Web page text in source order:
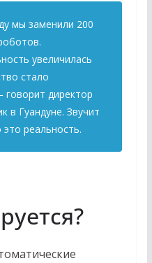
мы заменили 200
увеличилась
стало
директор
в Гуандуне. Звучит
реальность.